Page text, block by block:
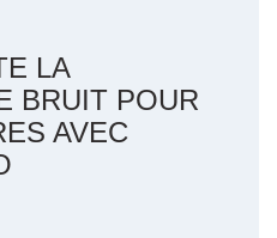
LA
BRUIT POUR
AVEC